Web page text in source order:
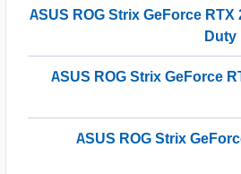
ASUS ROG Strix GeForce
ASUS ROG Strix GeForce
ASUS ROG Strix